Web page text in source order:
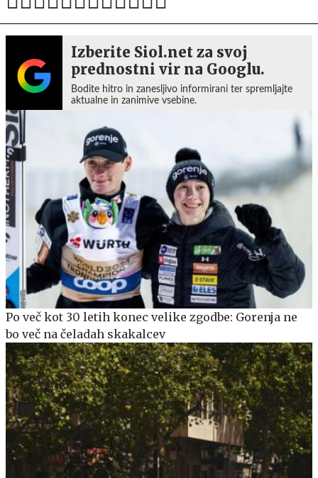
Izberite Siol.net za svoj
prednostni vir na Googlu.
Bodite hitro in zanesljivo informirani ter spremljajte
aktualne in zanimive vsebine.
Po več kot 30 letih konec velike zgodbe: Gorenja ne
bo več na čeladah skakalcev